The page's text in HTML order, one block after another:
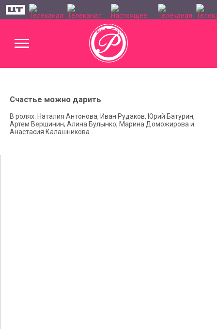
Счастье можно дарить
В ролях: Наталия Антонова, Иван Рудаков, Юрий Батурин,
Артем Вершинин, Алина Булынко, Марина Доможирова и
Анастасия Калашникова